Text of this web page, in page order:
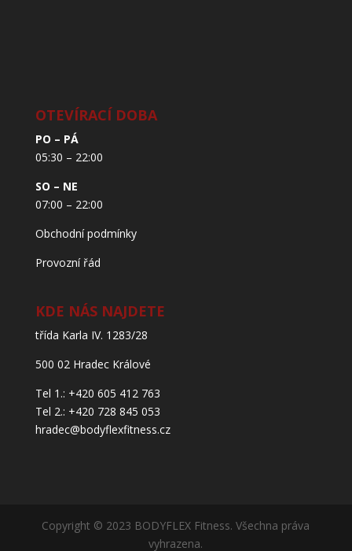
OTEVÍRACÍ DOBA
PO – PÁ
05:30 – 22:00
SO – NE
07:00 – 22:00
Obchodní podmínky
Provozní řád
KDE NÁS NAJDETE
třída Karla IV. 1283/28
500 02 Hradec Králové
Tel 1.: +420 605 412 763
Tel 2.: +420 728 845 053
hradec@bodyflexfitness.cz
Copyright © 2023 BODYFLEX Fitness. Všechna práva
vyhrazena.